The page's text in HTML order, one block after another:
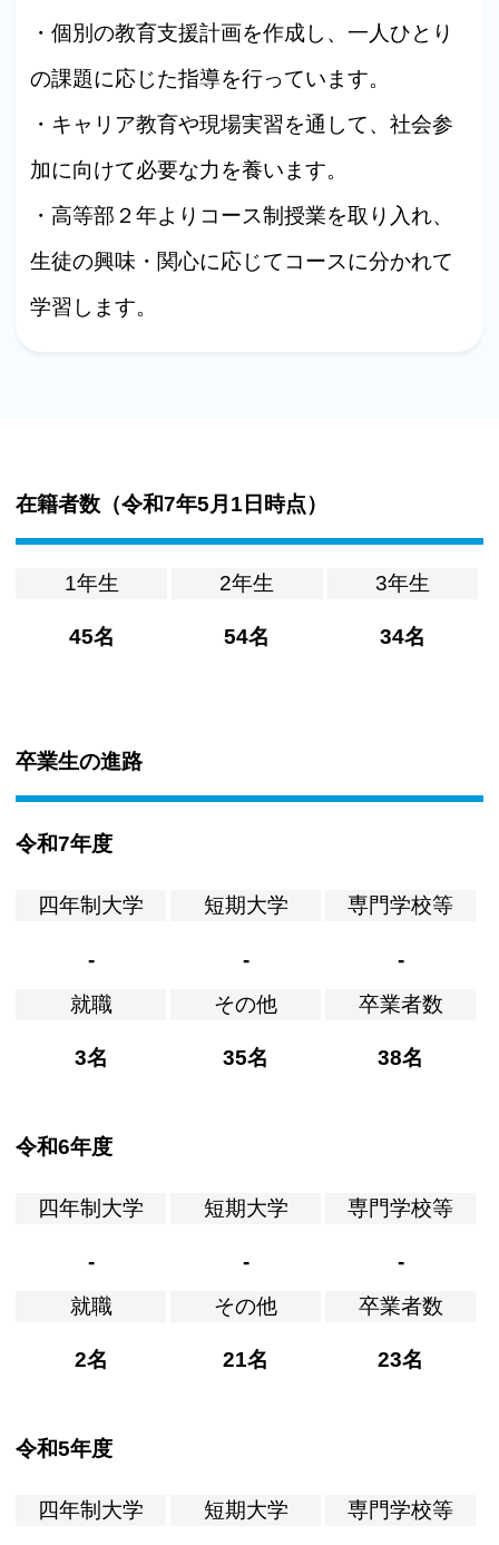
・個別の教育支援計画を作成し、一人ひとり
の課題に応じた指導を行っています。
・キャリア教育や現場実習を通して、社会参
加に向けて必要な力を養います。
・高等部２年よりコース制授業を取り入れ、
生徒の興味・関心に応じてコースに分かれて
学習します。
在籍者数（令和7年5月1日時点）
1年生
45名
2年生
54名
3年生
34名
卒業生の進路
令和7年度
四年制大学
-
短期大学
-
専門学校等
-
就職
3名
その他
35名
卒業者数
38名
令和6年度
四年制大学
-
短期大学
-
専門学校等
-
就職
2名
その他
21名
卒業者数
23名
令和5年度
四年制大学 短期大学 専門学校等